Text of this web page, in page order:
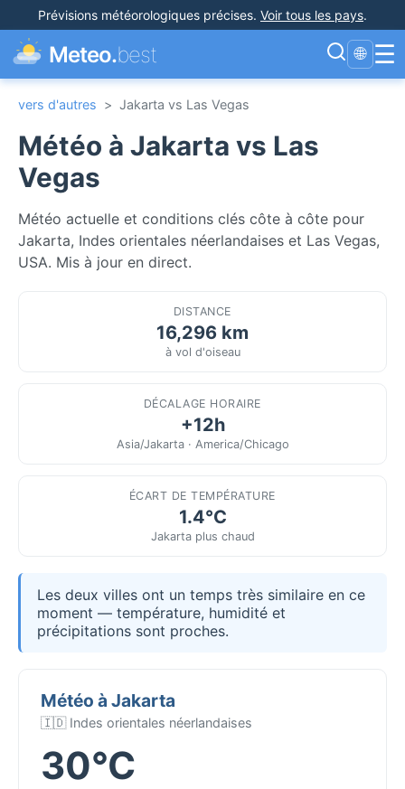
Prévisions météorologiques précises. Voir tous les pays.
Meteo.best 🌐 ☰
vers d'autres > Jakarta vs Las Vegas
Météo à Jakarta vs Las
Vegas
Météo actuelle et conditions clés côte à côte pour
Jakarta, Indes orientales néerlandaises et Las Vegas,
USA. Mis à jour en direct.
DISTANCE
16,296 km
à vol d'oiseau
DÉCALAGE HORAIRE
+12h
Asia/Jakarta · America/Chicago
ÉCART DE TEMPÉRATURE
1.4°C
Jakarta plus chaud
Les deux villes ont un temps très similaire en ce
moment — température, humidité et
précipitations sont proches.
Météo à Jakarta
🇮🇩 Indes orientales néerlandaises
30°C